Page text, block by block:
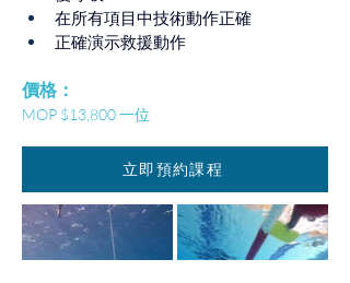
在所有項目中技術動作正確
正確演示救援動作
​價格：
MOP $13,800 一位
立即預約課程